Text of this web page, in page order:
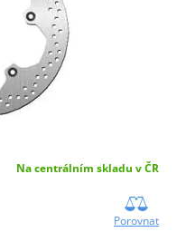
Na centrálním skladu v ČR
Porovnat